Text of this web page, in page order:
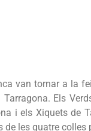
van tornar a la
Els
i els Xiquets de
de les quatre